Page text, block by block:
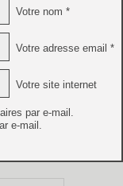
Votre nom *
Votre adresse email *
Votre site internet
par e-mail.
e-mail.